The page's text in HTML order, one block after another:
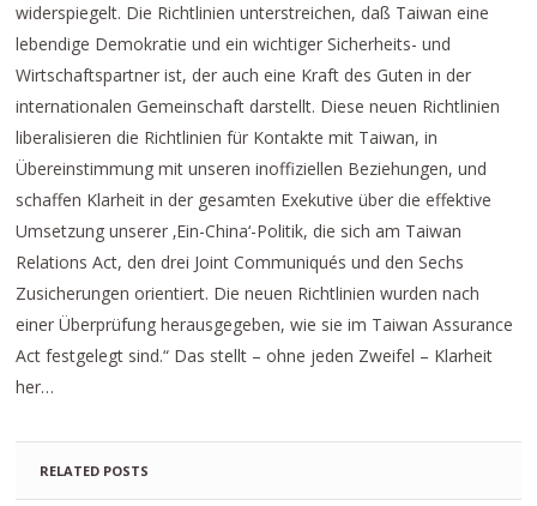
widerspiegelt. Die Richtlinien unterstreichen, daß Taiwan eine
lebendige Demokratie und ein wichtiger Sicherheits- und
Wirtschaftspartner ist, der auch eine Kraft des Guten in der
internationalen Gemeinschaft darstellt. Diese neuen Richtlinien
liberalisieren die Richtlinien für Kontakte mit Taiwan, in
Übereinstimmung mit unseren inoffiziellen Beziehungen, und
schaffen Klarheit in der gesamten Exekutive über die effektive
Umsetzung unserer ‚Ein-China‘-Politik, die sich am Taiwan
Relations Act, den drei Joint Communiqués und den Sechs
Zusicherungen orientiert. Die neuen Richtlinien wurden nach
einer Überprüfung herausgegeben, wie sie im Taiwan Assurance
Act festgelegt sind.“ Das stellt – ohne jeden Zweifel – Klarheit
her…
RELATED POSTS